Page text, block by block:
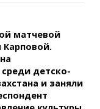
матчевой
детско-
и заняли